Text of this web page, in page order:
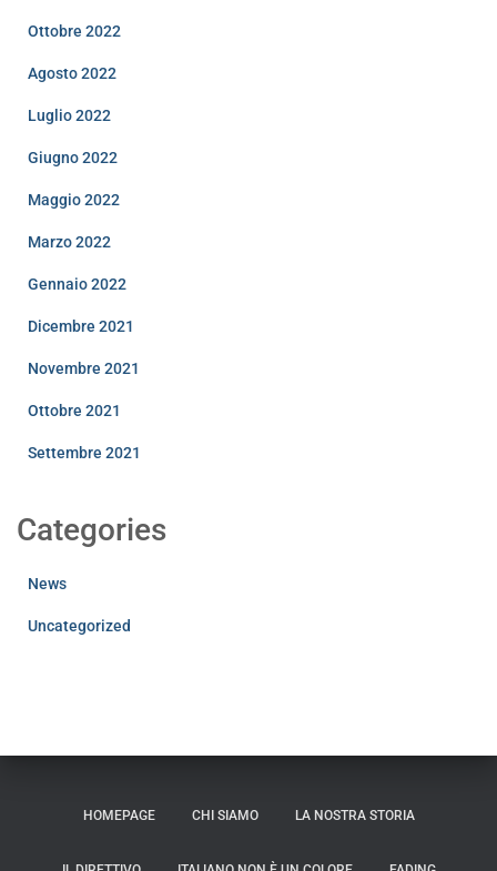
Ottobre 2022
Agosto 2022
Luglio 2022
Giugno 2022
Maggio 2022
Marzo 2022
Gennaio 2022
Dicembre 2021
Novembre 2021
Ottobre 2021
Settembre 2021
Categories
News
Uncategorized
HOMEPAGE CHI SIAMO LA NOSTRA STORIA